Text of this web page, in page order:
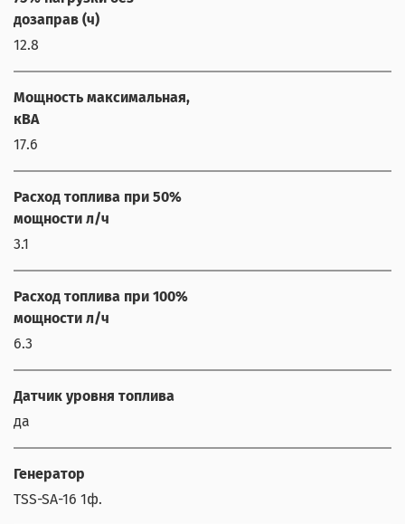
дозаправ (ч)
12.8
Мощность максимальная,
кВА
17.6
Расход топлива при 50%
мощности л/ч
3.1
Расход топлива при 100%
мощности л/ч
6.3
Датчик уровня топлива
да
Генератор
TSS-SA-16 1ф.